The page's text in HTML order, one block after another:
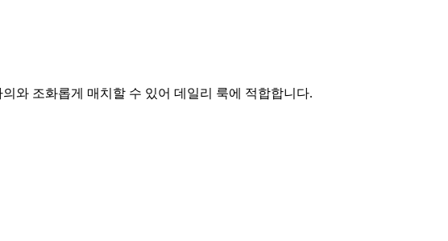
와 조화롭게 매치할 수 있어 데일리 룩에 적합합니다.